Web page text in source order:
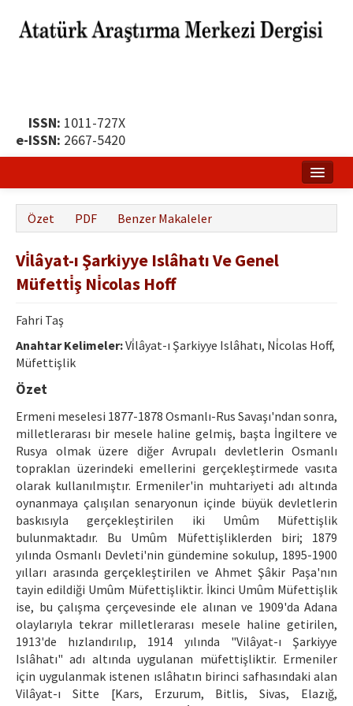
ISSN: 1011-727X
e-ISSN: 2667-5420
Hakkında
Yayın Politikası
Dergi Kurulları
Yayın İlkeleri
Etik İlkeler
Yazar Rehberi
Hakem Rehberi
İletişim
Özet PDF Benzer Makaleler
Vi̇lâyat-ı Şarkiyye Islâhatı Ve Genel
Müfetti̇ş Ni̇colas Hoff
Fahri Taş
Anahtar Kelimeler:Vi̇lâyat-ı Şarkiyye Islâhatı, Ni̇colas Hoff,
Müfettişlik
Özet
Ermeni meselesi 1877-1878 Osmanlı-Rus Savaşı'ndan sonra,
milletlerarası bir mesele haline gelmiş, başta İngiltere ve
Rusya olmak üzere diğer Avrupalı devletlerin Osmanlı
topraklan üzerindeki emellerini gerçekleştirmede vasıta
olarak kullanılmıştır. Ermeniler'in muhtariyeti adı altında
oynanmaya çalışılan senaryonun içinde büyük devletlerin
baskısıyla gerçekleştirilen iki Umûm Müfettişlik
bulunmaktadır. Bu Umûm Müfettişliklerden biri; 1879
yılında Osmanlı Devleti'nin gündemine sokulup, 1895-1900
yılları arasında gerçekleştirilen ve Ahmet Şâkir Paşa'nın
tayin edildiği Umûm Müfettişliktir. İkinci Umûm Müfettişlik
ise, bu çalışma çerçevesinde ele alınan ve 1909'da Adana
olaylarıyla tekrar milletlerarası mesele haline getirilen,
1913'de hızlandırılıp, 1914 yılında "Vilâyat-ı Şarkiyye
Islâhatı" adı altında uygulanan müfettişliktir. Ermeniler
için uygulanmak istenen ıslâhatın birinci safhasındaki alan
Vilâyat-ı Sitte [Kars, Erzurum, Bitlis, Sivas, Elazığ,